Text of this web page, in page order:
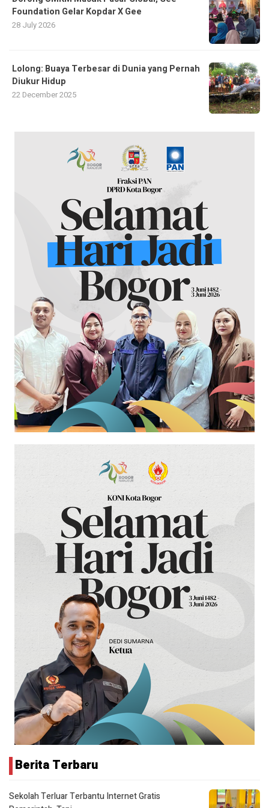
Foundation Gelar Kopdar X Gee
28 July 2026
Lolong: Buaya Terbesar di Dunia yang Pernah
Diukur Hidup
22 December 2025
Berita Terbaru
Sekolah Terluar Terbantu Internet Gratis